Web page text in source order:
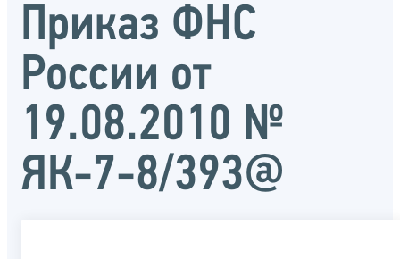
Приказ ФНС
России от
19.08.2010 №
ЯК-7-8/393@